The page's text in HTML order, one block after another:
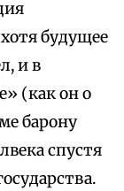
будущее
и в
(как он о
барону
спустя